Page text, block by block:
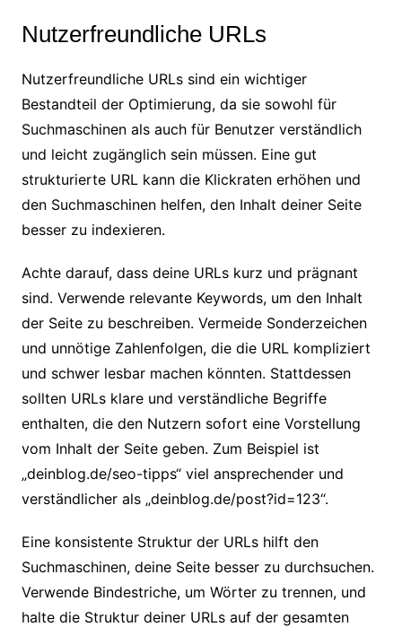
Nutzerfreundliche URLs
Nutzerfreundliche URLs sind ein wichtiger
Bestandteil der Optimierung, da sie sowohl für
Suchmaschinen als auch für Benutzer verständlich
und leicht zugänglich sein müssen. Eine gut
strukturierte URL kann die Klickraten erhöhen und
den Suchmaschinen helfen, den Inhalt deiner Seite
besser zu indexieren.
Achte darauf, dass deine URLs kurz und prägnant
sind. Verwende relevante Keywords, um den Inhalt
der Seite zu beschreiben. Vermeide Sonderzeichen
und unnötige Zahlenfolgen, die die URL kompliziert
und schwer lesbar machen könnten. Stattdessen
sollten URLs klare und verständliche Begriffe
enthalten, die den Nutzern sofort eine Vorstellung
vom Inhalt der Seite geben. Zum Beispiel ist
„deinblog.de/seo-tipps“ viel ansprechender und
verständlicher als „deinblog.de/post?id=123“.
Eine konsistente Struktur der URLs hilft den
Suchmaschinen, deine Seite besser zu durchsuchen.
Verwende Bindestriche, um Wörter zu trennen, und
halte die Struktur deiner URLs auf der gesamten